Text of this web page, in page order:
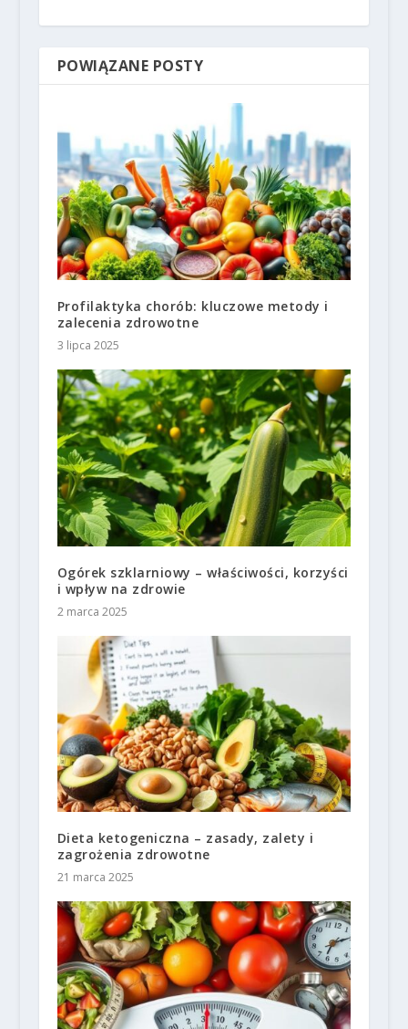
POWIĄZANE POSTY
Profilaktyka chorób: kluczowe metody i
zalecenia zdrowotne
3 lipca 2025
Ogórek szklarniowy – właściwości, korzyści
i wpływ na zdrowie
2 marca 2025
Dieta ketogeniczna – zasady, zalety i
zagrożenia zdrowotne
21 marca 2025